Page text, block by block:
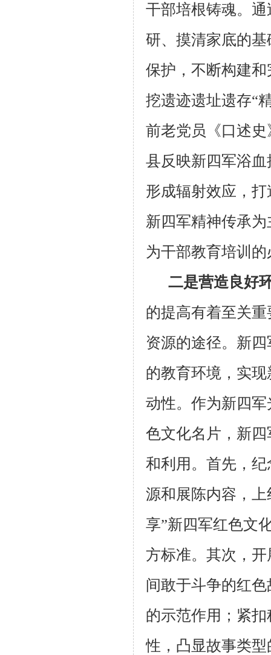
干部培根铸魂。
研、摸清家底的
保护，不断构建
挖遗迹遗址遗存“
前老党员《口述
县反映新四军浴
形成辐射效应，
新四军精神传承
为干部教育培训
二是营造良好
的提高有着至关
资源的途径。新
的教育环境，实
动性。作为新四
色文化名片，新
和利用。首先，
源和展陈内容，
享”新四军红色文
方标准。其次，
间敢于斗争的红
的示范作用；紧
性，凸显故事类